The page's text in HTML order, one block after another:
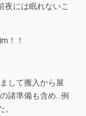
夜には眠れないこ
！！
して搬入から展
諸準備も含め…例